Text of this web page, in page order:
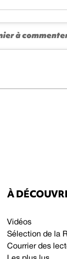
À
Vidéos
Sélection de la
Courrier des